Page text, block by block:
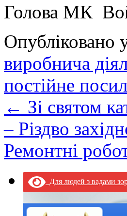
Голова МК
Опубліковано
виробнича
постійне
← Зі святом
– Різдво
Ремонтні
Для людей з вадами